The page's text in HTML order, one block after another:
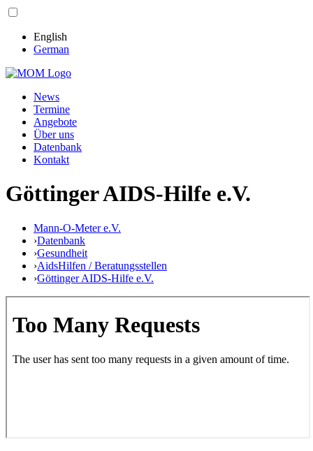
English
German
News
Termine
Angebote
Über uns
Datenbank
Kontakt
Göttinger AIDS-Hilfe e.V.
Mann-O-Meter e.V.
›Datenbank
›Gesundheit
›AidsHilfen / Beratungsstellen
›Göttinger AIDS-Hilfe e.V.